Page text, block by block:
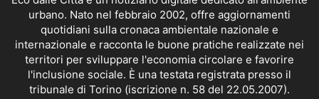
urbano. Nato nel febbraio 2002, offre aggiornamenti
quotidiani sulla cronaca ambientale nazionale e
internazionale e racconta le buone pratiche realizzate nei
territori per sviluppare l'economia circolare e favorire
l'inclusione sociale. È una testata registrata presso il
tribunale di Torino (iscrizione n. 58 del 22.05.2007).